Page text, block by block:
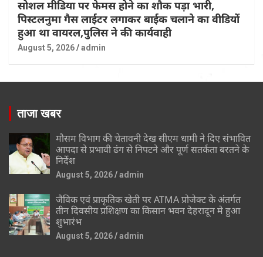
सोशल मीडिया पर फेमस होने का शौक पड़ा भारी,
पिस्टलनुमा गैस लाईटर लगाकर बाईक चलाने का वीडियों
हुआ था वायरल,पुलिस ने की कार्यवाही
August 5, 2026 admin
ताजा खबर
मौसम विभाग की चेतावनी देख सीएम धामी ने दिए संभावित
आपदा से प्रभावी ढंग से निपटने और पूर्ण सतर्कता बरतने के
निर्देश
August 5, 2026 admin
जैविक एवं प्राकृतिक खेती पर ATMA प्रोजेक्ट के अंतर्गत
तीन दिवसीय प्रशिक्षण का किसान भवन देहरादून मे हुआ
शुभारंभ
August 5, 2026 admin